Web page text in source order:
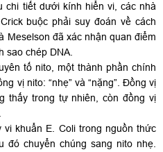
chi tiết dưới kính hiển vi, các nhà
buộc phải suy đoán về cách
Meselson đã xác nhận quan điểm
sao chép DNA.
tố nito, một thành phần chính
vị nito: “nhẹ” và “nặng”. Đồng vị
thấy trong tự nhiên, còn đồng vị
vi khuẩn E. Coli trong nguồn thức
chuyển chúng sang nito nhẹ.